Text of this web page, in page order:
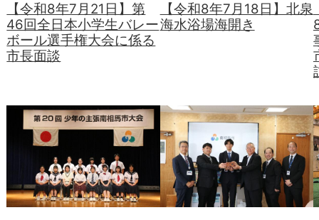
【令和8年7月21日】第
46回全日本小学生バレー
ボール選手権大会に係る
市長面談
【令和8年7月18日】北泉
海水浴場海開き